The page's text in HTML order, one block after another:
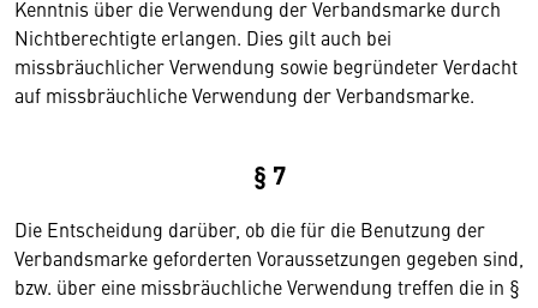
Kenntnis über die Verwendung der Verbandsmarke durch
Nichtberechtigte erlangen. Dies gilt auch bei
missbräuchlicher Verwendung sowie begründeter Verdacht
auf missbräuchliche Verwendung der Verbandsmarke.
§ 7
Die Entscheidung darüber, ob die für die Benutzung der
Verbandsmarke geforderten Voraussetzungen gegeben sind,
bzw. über eine missbräuchliche Verwendung treffen die in §